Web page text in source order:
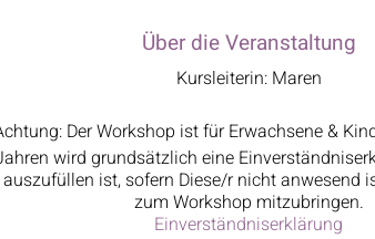
Über die Veranstaltung
Kursleiterin: Maren
Der Workshop ist für Erwachsene &
wird grundsätzlich eine
ist, sofern Diese/r nicht anwesend
zum Workshop mitzubringen.
Einverständniserklärung